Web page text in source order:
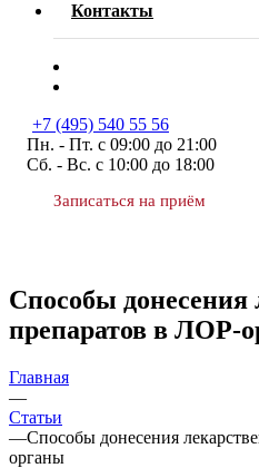
Контакты
+7 (495) 540 55 56
Пн. - Пт. с 09:00 до 21:00
Сб. - Вс. с 10:00 до 18:00
Записаться на приём
Способы донесения
препаратов в ЛОР-
Главная
—
Статьи
—Способы донесения
органы